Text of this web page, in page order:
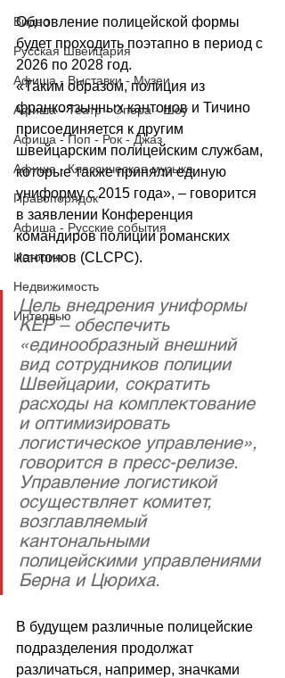
Видео
Русская Швейцария
Афиша - Выставки - Музеи
Афиша - Театр - Опера - Шоу
Афиша - Поп - Рок - Джаз
Афиша - Классическая музыка
Правопорядок
Афиша - Русские события
История
Недвижимость
Интервью
Обновление полицейской формы
будет проходить поэтапно в период с
2026 по 2028 год.
«Таким образом, полиция из
франкоязычных кантонов и Тичино
присоединяется к другим
швейцарским полицейским службам,
которые также приняли единую
униформу с 2015 года», – говорится
в заявлении Конференция
командиров полиции романских
кантонов (CLCPC).
Цель внедрения униформы
KEP – обеспечить
«единообразный внешний
вид сотрудников полиции
Швейцарии, сократить
расходы на комплектование
и оптимизировать
логистическое управление»,
говорится в пресс-релизе.
Управление логистикой
осуществляет комитет,
возглавляемый
кантональными
полицейскими управлениями
Берна и Цюриха.
В будущем различные полицейские
подразделения продолжат
различаться, например, значками